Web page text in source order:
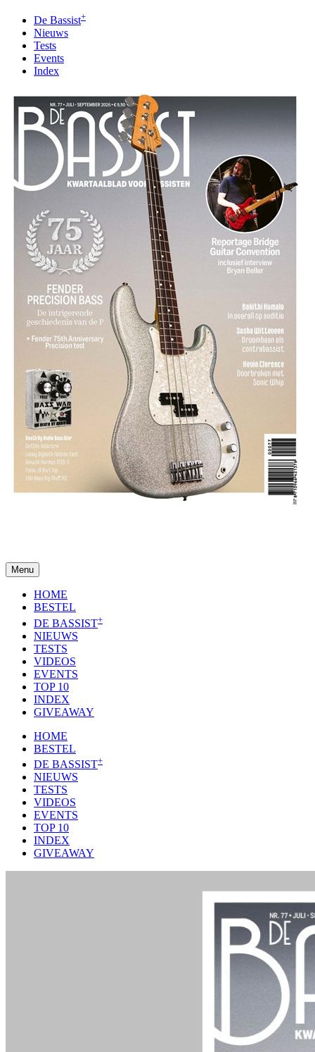
De Bassist+
Nieuws
Tests
Events
Index
Menu
HOME
BESTEL
DE BASSIST+
NIEUWS
TESTS
VIDEOS
EVENTS
TOP 10
INDEX
GIVEAWAY
HOME
BESTEL
DE BASSIST+
NIEUWS
TESTS
VIDEOS
EVENTS
TOP 10
INDEX
GIVEAWAY